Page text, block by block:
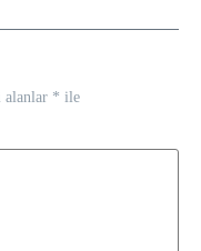
alanlar * ile